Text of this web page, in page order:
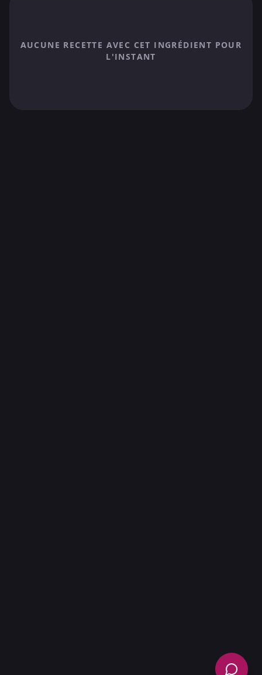
AUCUNE RECETTE AVEC CET INGRÉDIENT POUR
L'INSTANT